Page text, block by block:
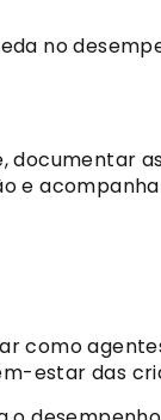
no
documentar
e
como
estar das